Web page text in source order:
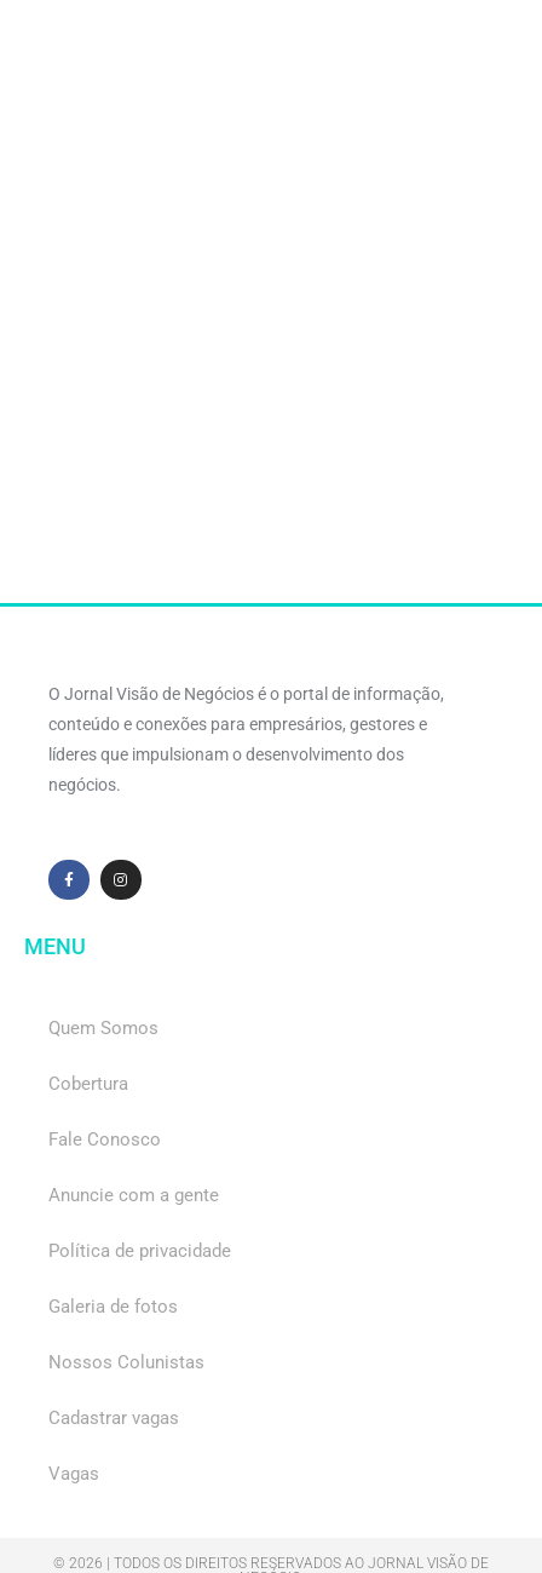
O Jornal Visão de Negócios é o portal de informação,
conteúdo e conexões para empresários, gestores e
líderes que impulsionam o desenvolvimento dos
negócios.
MENU
Quem Somos
Cobertura
Fale Conosco
Anuncie com a gente
Política de privacidade
Galeria de fotos
Nossos Colunistas
Cadastrar vagas
Vagas
© 2026 | TODOS OS DIREITOS RESERVADOS AO JORNAL VISÃO DE